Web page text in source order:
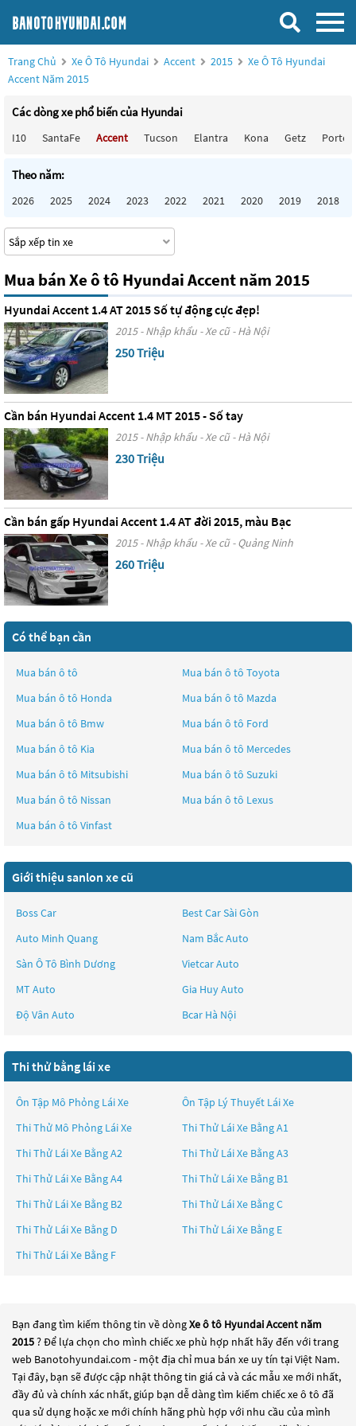
Trang Chủ Xe Ô Tô Hyundai Accent 2015
Xe Ô Tô Hyundai
Accent Năm 2015
Các dòng xe phổ biến của Hyundai
I10 SantaFe Accent Tucson Elantra Kona Getz Porter
Theo năm:
2026 2025 2024 2023 2022 2021 2020 2019 2018
Mua bán Xe ô tô Hyundai Accent năm 2015
Hyundai Accent 1.4 AT 2015 Số tự động cực đẹp!
2015 - Nhập khẩu - Xe cũ - Hà Nội
250 Triệu
Cần bán Hyundai Accent 1.4 MT 2015 - Số tay
2015 - Nhập khẩu - Xe cũ - Hà Nội
230 Triệu
Cần bán gấp Hyundai Accent 1.4 AT đời 2015, màu Bạc
2015 - Nhập khẩu - Xe cũ - Quảng Ninh
260 Triệu
Có thể bạn cần
Mua bán ô tô Mua bán ô tô Toyota
Mua bán ô tô Honda Mua bán ô tô Mazda
Mua bán ô tô Bmw Mua bán ô tô Ford
Mua bán ô tô Kia Mua bán ô tô Mercedes
Mua bán ô tô Mitsubishi Mua bán ô tô Suzuki
Mua bán ô tô Nissan Mua bán ô tô Lexus
Mua bán ô tô Vinfast
Giới thiệu sanlon xe cũ
Boss Car
Best Car Sài Gòn
Auto Minh Quang
Nam Bắc Auto
Sàn Ô Tô Bình Dương
Vietcar Auto
MT Auto
Gia Huy Auto
Độ Vân Auto
Bcar Hà Nội
Thi thử bằng lái xe
Ôn Tập Mô Phỏng Lái Xe
Ôn Tập Lý Thuyết Lái Xe
Thi Thử Mô Phỏng Lái Xe
Thi Thử Lái Xe Bằng A1
Thi Thử Lái Xe Bằng A2
Thi Thử Lái Xe Bằng A3
Thi Thử Lái Xe Bằng A4
Thi Thử Lái Xe Bằng B1
Thi Thử Lái Xe Bằng B2
Thi Thử Lái Xe Bằng C
Thi Thử Lái Xe Bằng D
Thi Thử Lái Xe Bằng E
Thi Thử Lái Xe Bằng F
Bạn đang tìm kiếm thông tin về dòngXe ô tô Hyundai Accent năm
2015? Để lựa chọn cho mình chiếc xe phù hợp nhất hãy đến với trang
web Banotohyundai.com - một địa chỉ mua bán xe uy tín tại Việt Nam.
Tại đây, bạn sẽ được cập nhật thông tin giá cả và các mẫu xe mới nhất,
đầy đủ và chính xác nhất, giúp bạn dễ dàng tìm kiếm chiếc xe ô tô đã
qua sử dụng hoặc xe mới chính hãng phù hợp với nhu cầu của mình